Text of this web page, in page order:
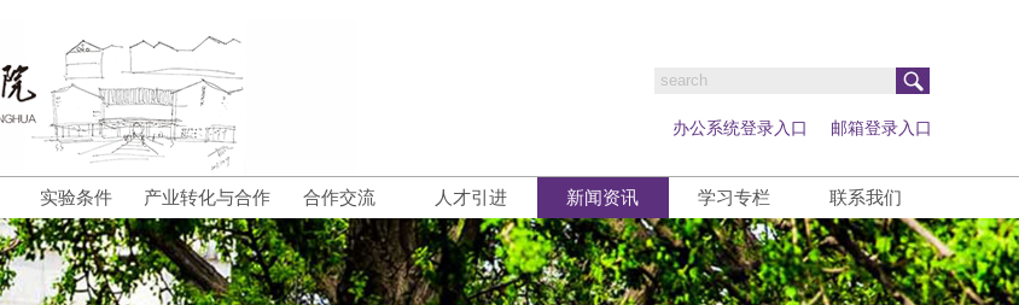
办公系统登录入口 邮箱登录入口
实验条件 产业转化与合作 合作交流 人才引进 新闻资讯 学习专栏 联系我们